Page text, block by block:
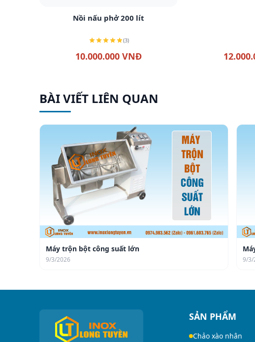
Xem chi tiết
Nồi nấu phở 200 lít
(3)
10.000.000 VNĐ
BÀI VIẾT LIÊN QUAN
Máy trộn bột công suất lớn
9/3/2026 9/3/
SẢN PHẨM
Chảo xào nhân